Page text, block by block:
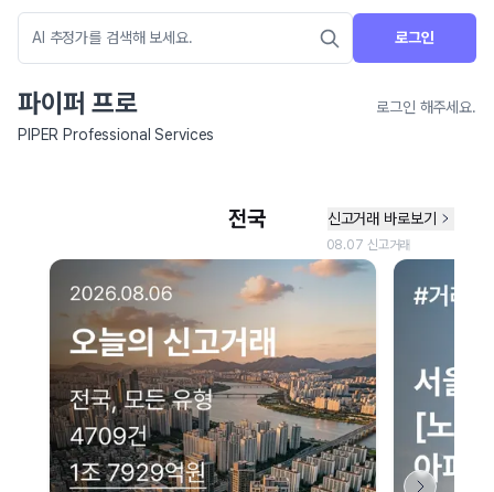
로그인
파이퍼 프로
로그인 해주세요.
PIPER Professional Services
네이버 지도 연결 안내
현재 네이버 지도 연결이 원활하지 않아 지도를 불러올 수 없습니다.